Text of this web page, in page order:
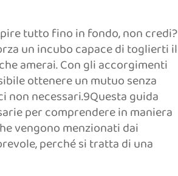
tutto fino in fondo, non credi?
un incubo capace di toglierti il
amerai. Con gli accorgimenti
ottenere un mutuo senza
necessari.9Questa guida
per comprendere in maniera
vengono menzionati dai
perché si tratta di una